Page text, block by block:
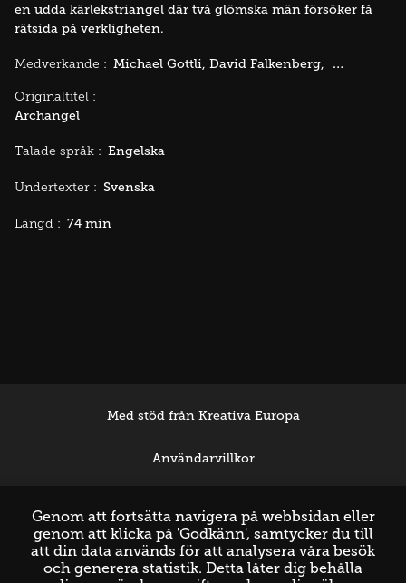
en udda kärlekstriangel där två glömska män försöker få
rätsida på verkligheten.
Medverkande : Michael Gottli David Falkenberg Michael
Originaltitel :
Archangel
Talade språk : Engelska
Undertexter : Svenska
Längd : 74 min
Med stöd från Kreativa Europa
Användarvillkor
Genom att fortsätta navigera på webbsidan eller
genom att klicka på 'Godkänn', samtycker du till
att din data används för att analysera våra besök
och generera statistik. Detta låter dig behålla